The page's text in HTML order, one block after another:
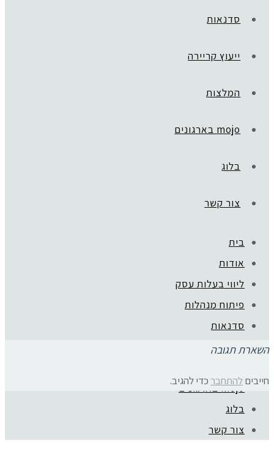
סדנאות
ייעוץ קריירה
המלצות
mojo בארגונים
בלוג
צור קשר
בית
אודות
ליווי בעלות עסק
פיתוח מנהלות
סדנאות
ייעוץ קריירה
mojo בארגונים
בלוג
צור קשר
CBG
השארת תגובה
חייביםלהתחבר כדי להגיב.
קהילת סלוניקי 1, תל אביב |
עיצוב:
נסטיה פייביש